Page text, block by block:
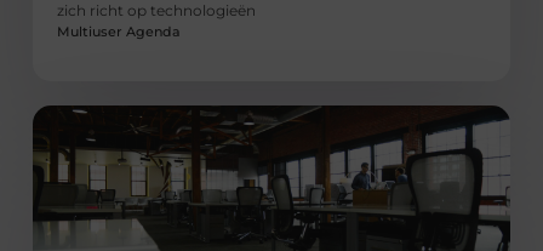
zich richt op technologieën
Multiuser Agenda